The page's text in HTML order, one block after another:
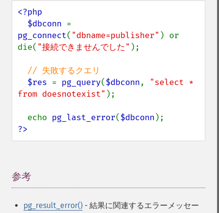
<?php
  $dbconn
pg_connect( "dbname=publisher" ) or
die( "接続できませんでした" );
// 失敗するクエリ
$res = pg_query($dbconn, "select *
from doesnotexist" );
  echo
pg_last_error($dbconn
?>
参考
pg_result_error() - 結果に関連するエラーメッセー